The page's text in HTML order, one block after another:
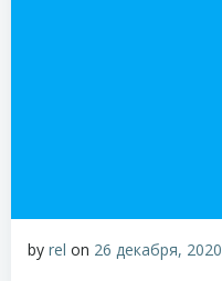
by rel on 26 декабря, 2020